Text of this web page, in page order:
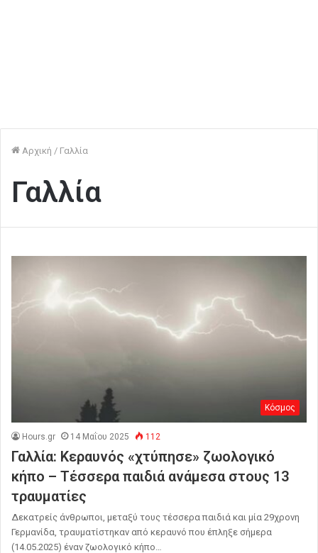
Αρχική / Γαλλία
Γαλλία
Κόσμος
Hours.gr 14 Μαΐου 2025 112
Γαλλία: Κεραυνός «χτύπησε» ζωολογικό
κήπο – Τέσσερα παιδιά ανάμεσα στους 13
τραυματίες
Δεκατρείς άνθρωποι, μεταξύ τους τέσσερα παιδιά και μία 29χρονη
Γερμανίδα, τραυματίστηκαν από κεραυνό που έπληξε σήμερα
(14.05.2025) έναν ζωολογικό κήπο…